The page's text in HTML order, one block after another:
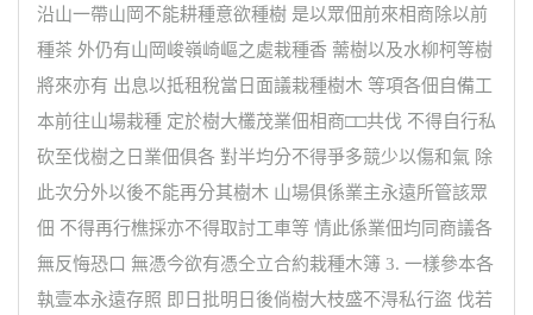
沿山一帶山岡不能耕種意欲種樹 是以眾佃前來相商除以前
種茶 外仍有山岡峻嶺崎嶇之處栽種香 薷樹以及水柳柯等樹
將來亦有 出息以抵租稅當日面議栽種樹木 等項各佃自備工
本前往山場栽種 定於樹大欉茂業佃相商□□共伐 不得自行私
砍至伐樹之日業佃俱各 對半均分不得爭多競少以傷和氣 除
此次分外以後不能再分其樹木 山場俱係業主永遠所管該眾
佃 不得再行樵採亦不得取討工車等 情此係業佃均同商議各
無反悔恐口 無憑今欲有憑仝立合約栽種木簿 3. 一樣參本各
執壹本永遠存照 即日批明日後倘樹大枝盛不淂私行盜 伐若